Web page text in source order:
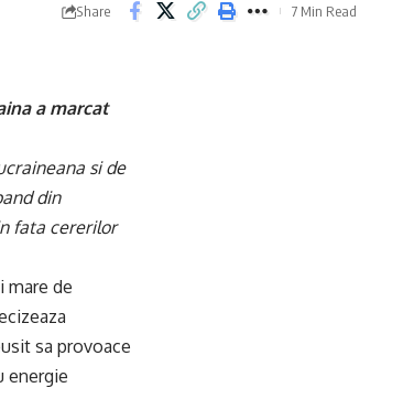
Share 7 Min Read
a marcat
si de
din
fata cererilor
mare de
sa provoace
energie